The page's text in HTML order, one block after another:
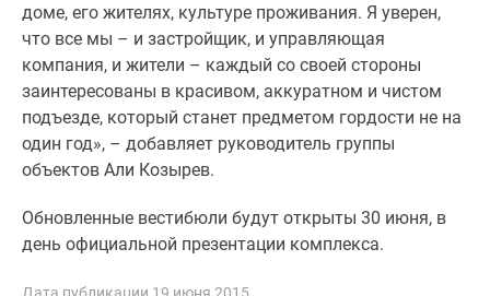
#траншевая
ипотека
#рассрочка
ИТ-
ипотека
Квартиры
41%
доме, его жителях, культуре проживания. Я уверен,
что все мы – и застройщик, и управляющая
компания, и жители – каждый со своей стороны
заинтересованы в красивом, аккуратном и чистом
подъезде, который станет предметом гордости не на
один год», – добавляет руководитель группы
объектов Али Козырев.
Обновленные вестибюли будут открыты 30 июня, в
день официальной презентации комплекса.